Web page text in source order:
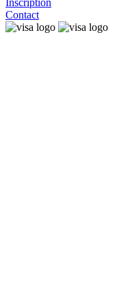
Inscription
Contact